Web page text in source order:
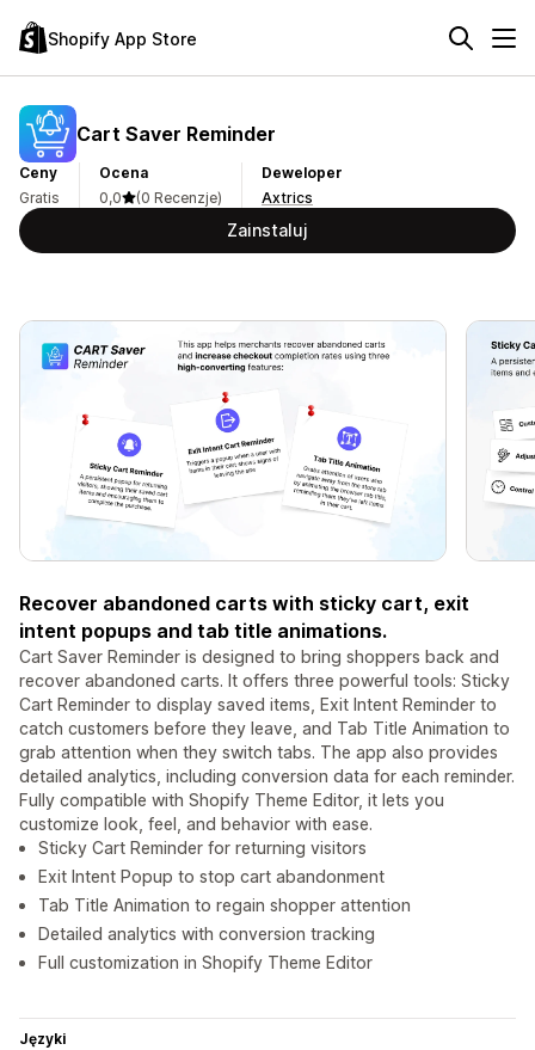
Shopify App Store
Cart Saver Reminder
Ceny
Gratis
Ocena
0,0
(0 Recenzje)
Deweloper
Axtrics
Zainstaluj
Recover abandoned carts with sticky cart, exit
intent popups and tab title animations.
Cart Saver Reminder is designed to bring shoppers back and
recover abandoned carts. It offers three powerful tools: Sticky
Cart Reminder to display saved items, Exit Intent Reminder to
catch customers before they leave, and Tab Title Animation to
grab attention when they switch tabs. The app also provides
detailed analytics, including conversion data for each reminder.
Fully compatible with Shopify Theme Editor, it lets you
customize look, feel, and behavior with ease.
Sticky Cart Reminder for returning visitors
Exit Intent Popup to stop cart abandonment
Tab Title Animation to regain shopper attention
Detailed analytics with conversion tracking
Full customization in Shopify Theme Editor
Języki